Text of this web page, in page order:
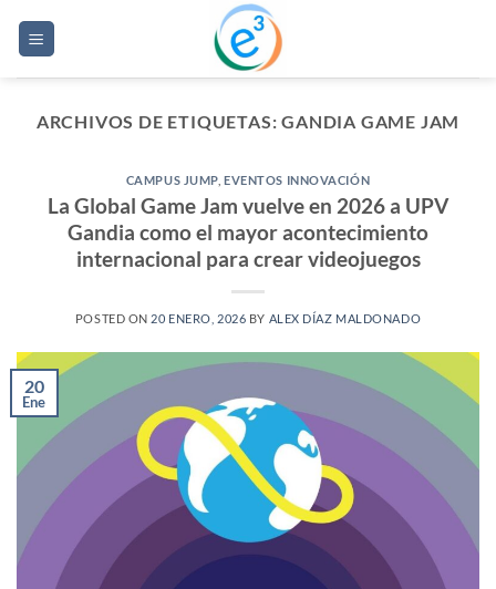
ARCHIVOS DE ETIQUETAS:GANDIA GAME JAM
CAMPUS JUMP,EVENTOS INNOVACIÓN
La Global Game Jam vuelve en 2026 a UPV
Gandia como el mayor acontecimiento
internacional para crear videojuegos
POSTED ON 20 ENERO, 2026 BY ALEX DÍAZ MALDONADO
20
Ene